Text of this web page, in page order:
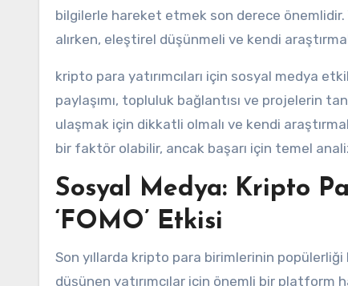
bilgilerle hareket etmek son derece önemlidir.
alırken, eleştirel düşünmeli ve kendi
kripto para yatırımcıları için sosyal medya
paylaşımı, topluluk bağlantısı ve projelerin
ulaşmak için dikkatli olmalı ve kendi
bir faktör olabilir, ancak başarı için temel
Sosyal Medya: Kripto
‘FOMO’ Etkisi
Son yıllarda kripto para birimlerinin popülerliği
düşünen yatırımcılar için önemli bir platform